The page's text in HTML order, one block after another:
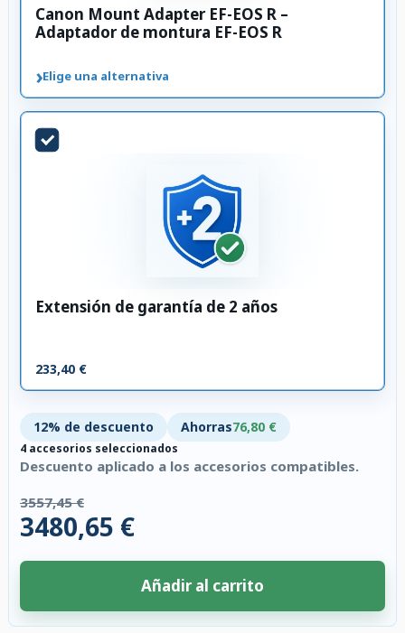
Canon Mount Adapter EF-EOS R –
Adaptador de montura EF-EOS R
›Elige una alternativa
Extensión de garantía de 2 años
233,40 €
12% de descuento Ahorras76,80 €
4 accesorios seleccionados
Descuento aplicado a los accesorios compatibles.
3557,45 €
3480,65 €
Añadir al carrito